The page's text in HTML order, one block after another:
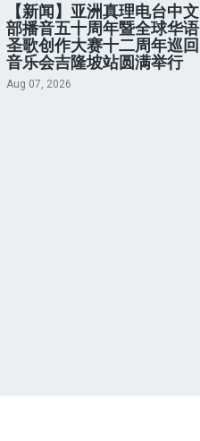
【新闻】亚洲真理电台中文
部播音五十周年暨全球华语
圣歌创作大赛十二周年巡回
音乐会吉隆坡站圆满举行
Aug 07, 2026